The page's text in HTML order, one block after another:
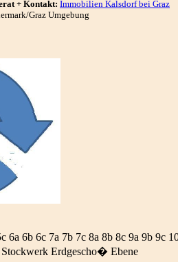
+ Kontakt: Immobilien Kalsdorf bei Graz
Graz Umgebung
6a 6b 6c 7a 7b 7c 8a 8b 8c 9a 9b 9c
Erdgescho� Ebene